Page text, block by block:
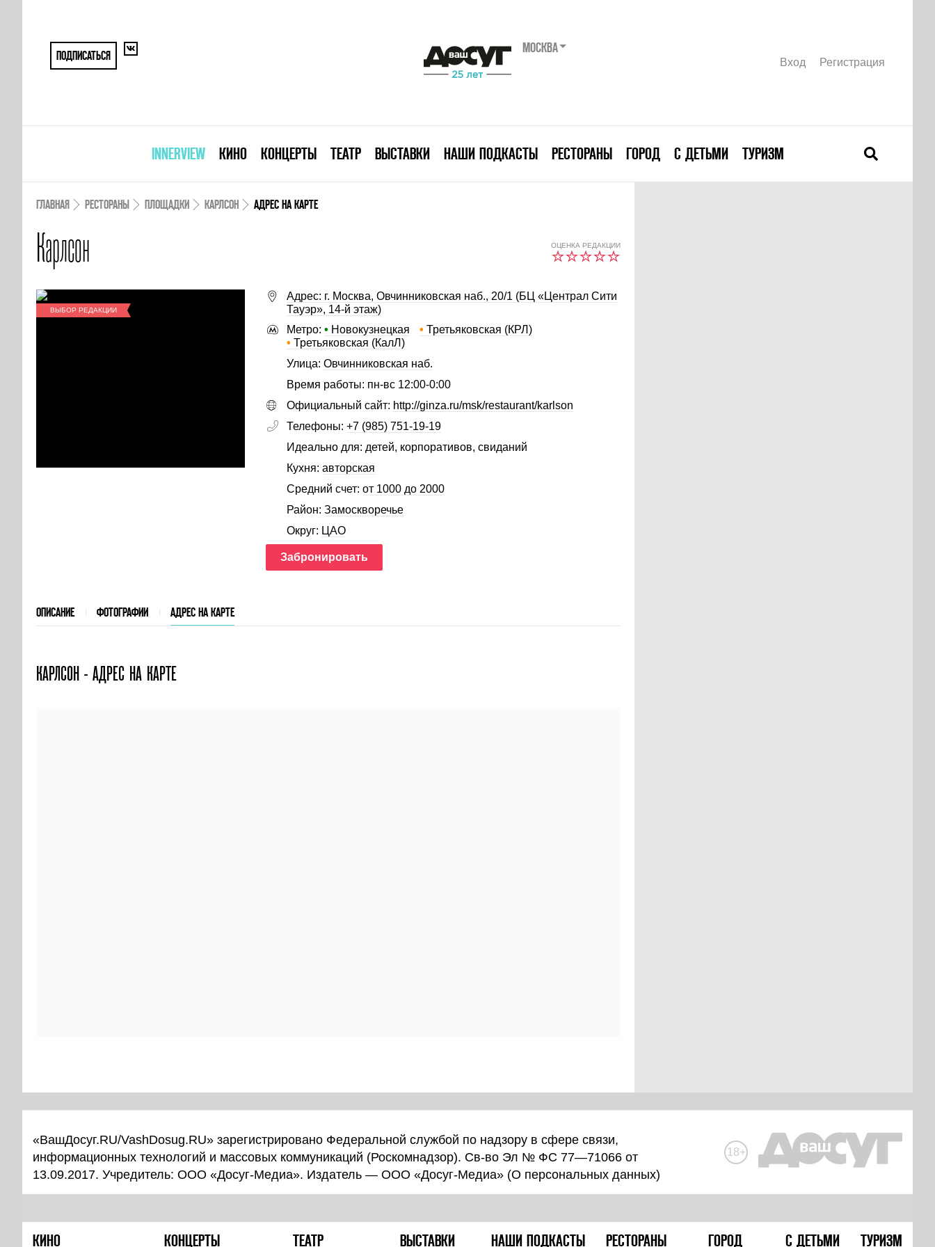
ПОДПИСАТЬСЯ
МОСКВА
Вход Регистрация
INNERVIEW КИНО КОНЦЕРТЫ ТЕАТР ВЫСТАВКИ НАШИ ПОДКАСТЫ РЕСТОРАНЫ ГОРОД С ДЕТЬМИ ТУРИЗМ
ГЛАВНАЯ РЕСТОРАНЫ ПЛОЩАДКИ КАРЛСОН АДРЕС НА КАРТЕ
Карлсон ОЦЕНКА РЕДАКЦИИ
ВЫБОР РЕДАКЦИИ
Адрес: г. Москва, Овчинниковская наб., 20/1 (БЦ «Централ Сити
Тауэр», 14-й этаж)
Метро: • Новокузнецкая • Третьяковская (КРЛ)
• Третьяковская (КалЛ)
Улица: Овчинниковская наб.
Время работы: пн-вс 12:00-0:00
Официальный сайт: http://ginza.ru/msk/restaurant/karlson
Телефоны: +7 (985) 751-19-19
Идеально для: детей, корпоративов, свиданий
Кухня: авторская
Средний счет: от 1000 до 2000
Район: Замоскворечье
Округ: ЦАО
Забронировать
ОПИСАНИЕ ФОТОГРАФИИ АДРЕС НА КАРТЕ
КАРЛСОН - АДРЕС НА КАРТЕ
«ВашДосуг.RU/VashDosug.RU» зарегистрировано Федеральной службой по надзору в сфере связи,
информационных технологий и массовых коммуникаций (Роскомнадзор). Св-во Эл № ФС 77—71066 от
13.09.2017. Учредитель: ООО «Досуг-Медиа». Издатель — ООО «Досуг-Медиа» (О персональных данных)
18+
КИНО КОНЦЕРТЫ ТЕАТР ВЫСТАВКИ НАШИ ПОДКАСТЫ РЕСТОРАНЫ ГОРОД С ДЕТЬМИ ТУРИЗМ